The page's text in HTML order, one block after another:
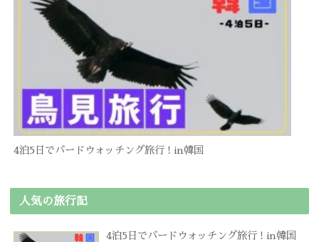
4泊5日でバードウォッチング旅行 ! in韓国
人気の旅行記
4泊5日でバードウォッチング旅行 ! in韓国